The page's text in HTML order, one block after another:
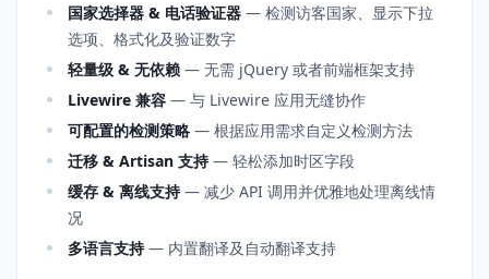
国家选择器 & 电话验证器 — 检测访客国家、显示下拉
选项、格式化及验证数字
轻量级 & 无依赖 — 无需 jQuery 或者前端框架支持
Livewire 兼容 — 与 Livewire 应用无缝协作
可配置的检测策略 — 根据应用需求自定义检测方法
迁移 & Artisan 支持— 轻松添加时区字段
缓存 & 离线支持— 减少 API 调用并优雅地处理离线情
况
多语言支持— 内置翻译及自动翻译支持